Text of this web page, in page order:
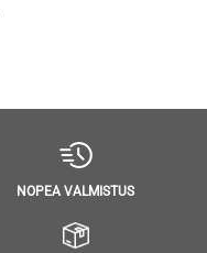
NOPEA VALMISTUS